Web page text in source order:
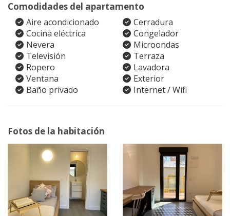
Comodidades del apartamento
Aire acondicionado
Cerradura
Cocina eléctrica
Congelador
Nevera
Microondas
Televisión
Terraza
Ropero
Lavadora
Ventana
Exterior
Baño privado
Internet / Wifi
Fotos de la habitación